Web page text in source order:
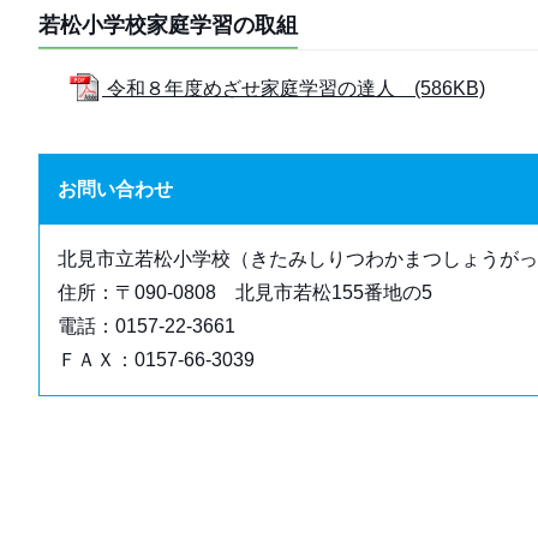
若松小学校家庭学習の取組
令和８年度めざせ家庭学習の達人 (586KB)
お問い合わせ
北見市立若松小学校（きたみしりつわかまつしょうが
住所：〒090-0808 北見市若松155番地の5
電話：0157-22-3661
ＦＡＸ：0157-66-3039